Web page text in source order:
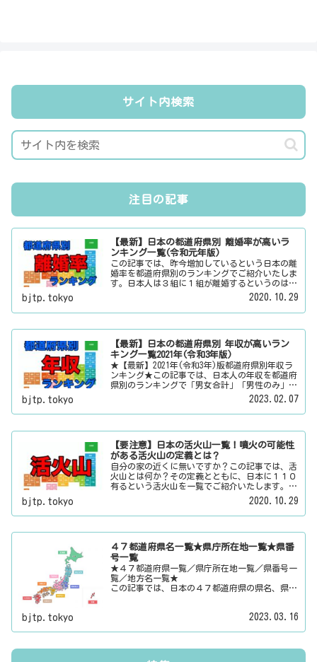
サイト内検索
注目の記事
【最新】日本の都道府県別 離婚率が高いラ
ンキング一覧(令和元年版)
この記事では、昨今増加しているという日本の離
婚率を都道府県別のランキングでご紹介いたしま
す。日本人は３組に１組が離婚するというのは本
当なのかその真偽は？その他にも、大日本観光新
聞では、方言・お土産・名物・観光スポット・デ
ートスポット・パワースポット・心霊スポットな
しています。
bjtp.tokyo 2020.10.29
【最新】日本の都道府県別 年収が高いラン
キング一覧2021年(令和3年版)
★【最新】2021年(令和3年)版都道府県別年収ラ
ンキング★この記事では、日本人の年収を都道府
県別のランキングで「男女合計」「男性のみ」
「女性のみ」の３パターンでご紹介いたします。
また、月給と賞与（ボーナス）、平均年齢と平均
の勤続年数についても表示しています。
bjtp.tokyo 2023.02.07
【要注意】日本の活火山一覧！噴火の可能性
がある活火山の定義とは？
自分の家の近くに無いですか？この記事では、活
火山とは何か？その定義とともに、日本に１１０
有るという活火山を一覧でご紹介いたします。そ
の他にも、大日本観光新聞では、方言・お土産・
名物・観光スポット・デートスポット・パワース
ポット・心霊スポットなどの各都道府県の観光情
bjtp.tokyo 2020.10.29
４７都道府県名一覧★県庁所在地一覧★県番
号一覧
★４７都道府県一覧／県庁所在地一覧／県番号一
覧／地方名一覧★
この記事では、日本の４７都道府県の県名、県庁
のリンク先にはその地域に関する記事をご用意し
bjtp.tokyo 2023.03.16